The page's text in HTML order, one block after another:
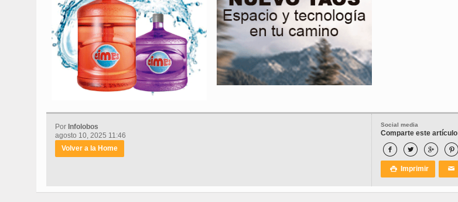
Social media
Comparte este artículo
   
 Imprimir ✉
Por Infolobos
agosto 10, 2025 11:46
Volver a la Home